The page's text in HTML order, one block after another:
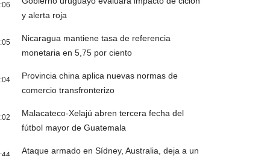
y alerta roja
Nicaragua mantiene tasa de referencia
monetaria en 5,75 por ciento
Provincia china aplica nuevas normas de
comercio transfronterizo
Malacateco-Xelajú abren tercera fecha del
fútbol mayor de Guatemala
Ataque armado en Sídney, Australia, deja a un